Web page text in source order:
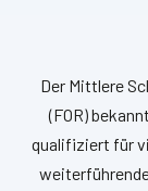
Der Mittlere
(FOR)
qualifiziert für